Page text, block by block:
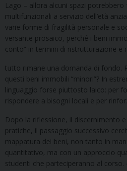
Lago – allora alcuni spazi
multifunzionali a servizio dell’età
varie forme di fragilità personale e
versante prosaico, perché i beni
conto” in termini di ristrutturazione e
tutto rimane una domanda di fondo.
questi beni immobili “minori”? In
linguaggio forse piuttosto laico: per
rispondere a bisogni locali e per
Dopo la riflessione, il discernimento
pratiche, il passaggio successivo
mappatura dei beni, non tanto in
quantitativo, ma con un approccio
studenti che parteciperanno al corso.